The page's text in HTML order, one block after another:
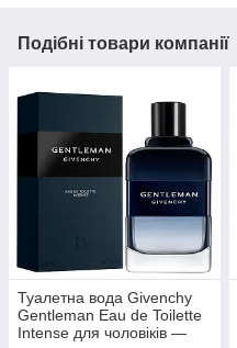
Подібні товари компанії
Туалетна вода Givenchy
Gentleman Eau de Toilette
Intense для чоловіків —